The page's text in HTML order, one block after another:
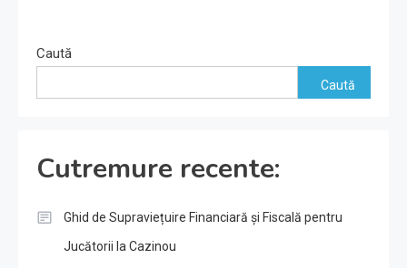
Caută
Caută
Cutremure recente:
Ghid de Supraviețuire Financiară și Fiscală pentru
Jucătorii la Cazinou